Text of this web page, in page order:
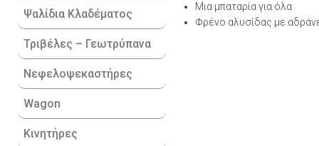
Ψαλίδια Κλαδέματος
Τριβέλες – Γεωτρύπανα
Νεφελοψεκαστήρες
Wagon
Κινητήρες
Μια μπαταρία για όλα
Φρένο αλυσίδας με